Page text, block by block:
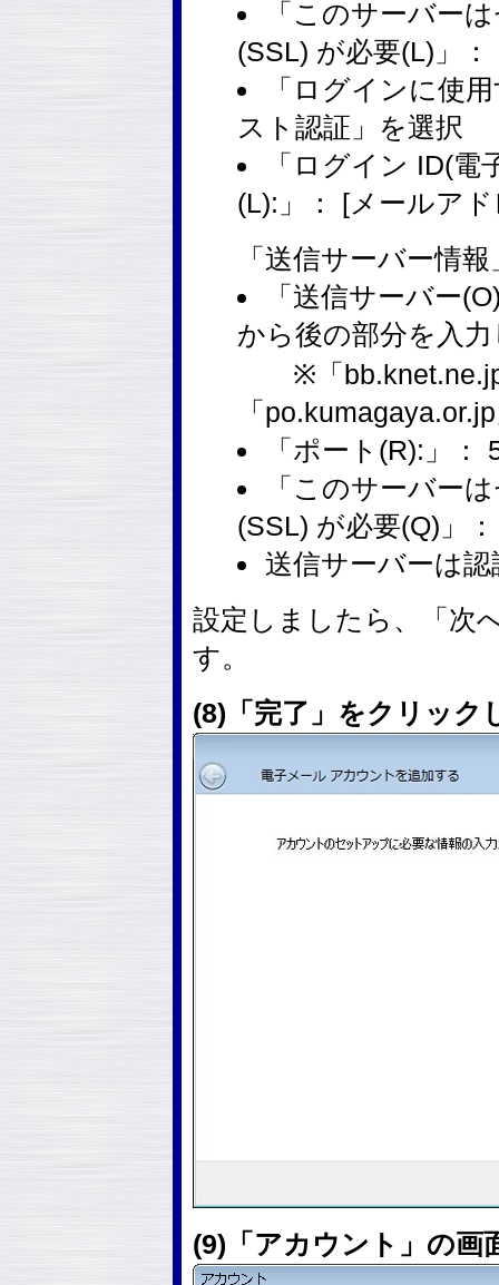
「このサーバー
(SSL) が必要(L)」
「ログインに使
スト認証」を選択
「ログイン ID(
(L):」： [メールア
「送信サーバー情報
「送信サーバー
から後の部分を入
※「bb.knet.ne.jp
「
「ポート(R):」：
「このサーバー
(SSL) が必要(Q)」
送信サーバーは
設定しましたら、「次
す。
(8)「完了」をクリック
(9)「アカウント」の画